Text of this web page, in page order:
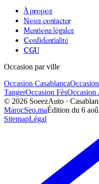
À propos
Nous contacter
Mentions légales
Confidentialité
CGU
Occasion par ville
Occasion CasablancaOccasion
TangerOccasion FèsOccasion
© 2026 SoeezAuto ·
MarocSeo.maÉdition du 6
SitemapLégal